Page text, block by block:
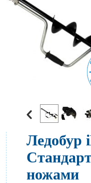
Ледобур
ножами